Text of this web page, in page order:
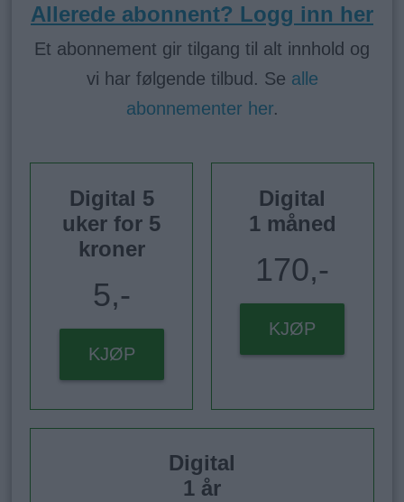
Allerede abonnent? Logg inn her
Et abonnement gir tilgang til alt innhold og
vi har følgende tilbud. Se alle
abonnementer her.
Digital 5
uker for 5
kroner
5,-
KJØP
Digital
1 måned
170,-
KJØP
Digital
1 år